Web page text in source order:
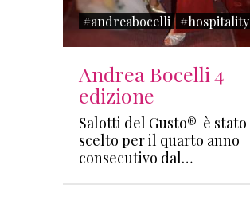
#andreabocelli #hospitality
Andrea Bocelli 4
edizione
Salotti del Gusto® è stato
scelto per il quarto anno
consecutivo dal…